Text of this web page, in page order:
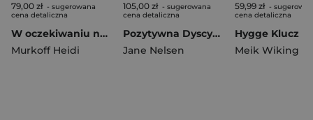
79,00 zł - sugerowana
cena detaliczna
W oczekiwaniu na dziecko
Murkoff Heidi
105,00 zł - sugerowana
cena detaliczna
Pozytywna Dyscyplina
Jane Nelsen
59,99 zł -
cena detaliczna
Meik Wiking